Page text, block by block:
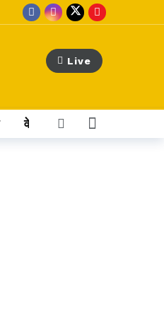
Live
वेब स्टोरी अन्य खबर